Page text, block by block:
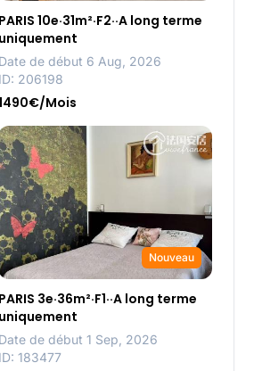
PARIS 10e·31m²·F2··A long terme
uniquement
Date de début 6 Aug, 2026
ID: 206198
Mois
Nouveau
PARIS 3e·36m²·F1··A long terme
uniquement
Date de début 1 Sep, 2026
ID: 183477